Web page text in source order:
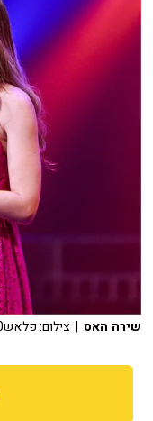
שירה האס | צילום: פלאש90